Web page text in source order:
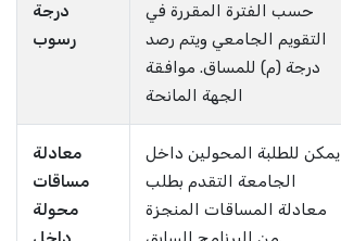
درجة
رسوب
حسب الفترة المقررة في
التقويم الجامعي ويتم رصد
درجة (م) للمساق. موافقة
الجهة المانحة
معادلة
مساقات
محولة
يمكن للطلبة المحولين داخل
الجامعة التقدم بطلب
معادلة المساقات المنجزة